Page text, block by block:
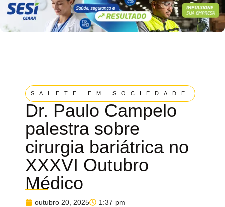
SALETE EM SOCIEDADE
Dr. Paulo Campelo
palestra sobre
cirurgia bariátrica no
XXXVI Outubro
Médico
outubro 20, 2025 1:37 pm